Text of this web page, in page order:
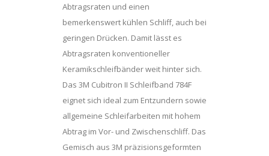
Abtragsraten und einen
bemerkenswert kühlen Schliff, auch bei
geringen Drücken. Damit lässt es
Abtragsraten konventioneller
Keramikschleifbänder weit hinter sich.
Das 3M Cubitron II Schleifband 784F
eignet sich ideal zum Entzundern sowie
allgemeine Schleifarbeiten mit hohem
Abtrag im Vor- und Zwischenschliff. Das
Gemisch aus 3M präzisionsgeformten